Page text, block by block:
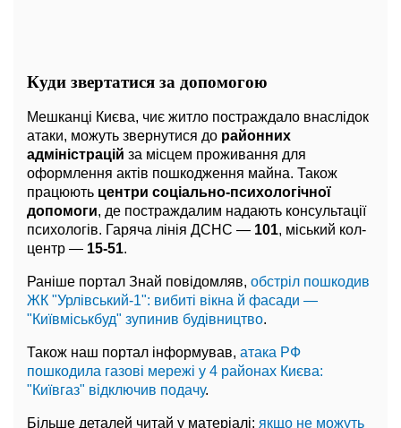
Куди звертатися за допомогою
Мешканці Києва, чиє житло постраждало внаслідок
атаки, можуть звернутися до районних
адміністрацій за місцем проживання для
оформлення актів пошкодження майна. Також
працюють центри соціально-психологічної
допомоги, де постраждалим надають консультації
психологів. Гаряча лінія ДСНС — 101, міський кол-
центр — 15-51.
Раніше портал Знай повідомляв, обстріл пошкодив
ЖК "Урлівський-1": вибиті вікна й фасади —
"Київміськбуд" зупинив будівництво.
Також наш портал інформував, атака РФ
пошкодила газові мережі у 4 районах Києва:
"Київгаз" відключив подачу.
Більше деталей читай у матеріалі: якщо не можуть